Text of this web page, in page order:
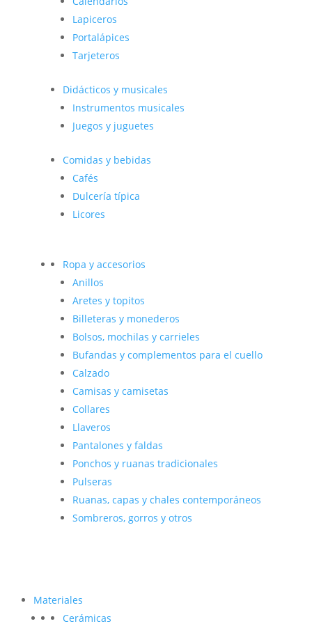
Lapiceros
Portalápices
Tarjeteros
Didácticos y musicales
Instrumentos musicales
Juegos y juguetes
Comidas y bebidas
Cafés
Dulcería típica
Licores
Ropa y accesorios
Anillos
Aretes y topitos
Billeteras y monederos
Bolsos, mochilas y carrieles
Bufandas y complementos para el cuello
Calzado
Camisas y camisetas
Collares
Llaveros
Pantalones y faldas
Ponchos y ruanas tradicionales
Pulseras
Ruanas, capas y chales contemporáneos
Sombreros, gorros y otros
Materiales
Cerámicas